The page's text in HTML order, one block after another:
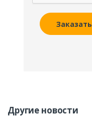
Заказать
Другие новости